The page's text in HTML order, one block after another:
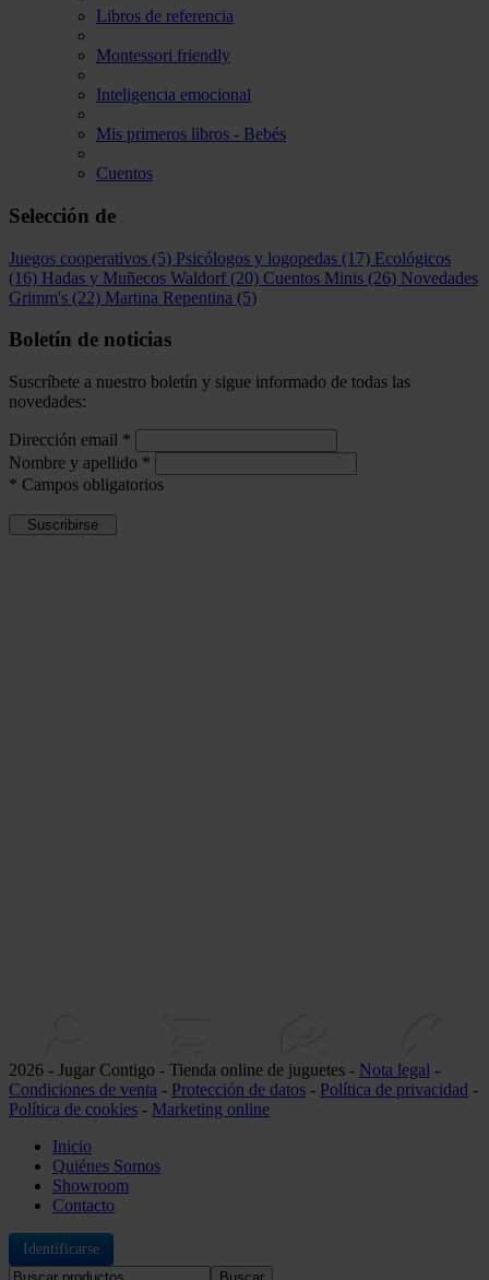
Libros de referencia
Montessori friendly
Inteligencia emocional
Mis primeros libros - Bebés
Cuentos
Selección de
Juegos cooperativos (5) Psicólogos y logopedas (17) Ecológicos
(16) Hadas y Muñecos Waldorf (20) Cuentos Minis (26) Novedades
Grimm's (22) Martina Repentina (5)
Boletín de noticias
Suscríbete a nuestro boletín y sigue informado de todas las
novedades:
Dirección email *
Nombre y apellido *
* Campos obligatorios
2026 - Jugar Contigo - Tienda online de juguetes - Nota legal -
Condiciones de venta - Protección de datos - Política de privacidad -
Política de cookies - Marketing online
Inicio
Quiénes Somos
Showroom
Contacto
Identificarse